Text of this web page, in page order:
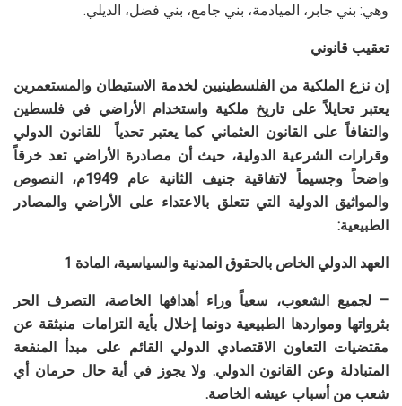
وهي: بني جابر، الميادمة، بني جامع، بني فضل، الديلي.
تعقيب قانوني
إن نزع الملكية من الفلسطينيين لخدمة الاستيطان والمستعمرين
يعتبر تحايلاً على تاريخ ملكية واستخدام الأراضي في فلسطين
والتفافاً على القانون العثماني كما يعتبر تحدياً للقانون الدولي
وقرارات الشرعية الدولية، حيث أن مصادرة الأراضي تعد خرقاً
واضحاً وجسيماً لاتفاقية جنيف الثانية عام 1949م، النصوص
والمواثيق الدولية التي تتعلق بالاعتداء على الأراضي والمصادر
الطبيعية:
العهد الدولي الخاص بالحقوق المدنية والسياسية، المادة 1
– لجميع الشعوب، سعياً وراء أهدافها الخاصة، التصرف
الحر
بثرواتها ومواردها الطبيعية دونما إخلال بأية التزامات منبثقة عن
مقتضيات التعاون الاقتصادي الدولي القائم على مبدأ المنفعة
المتبادلة وعن
القانون الدولي. ولا يجوز في أية حال حرمان أي
شعب من أسباب عيشه الخاصة.